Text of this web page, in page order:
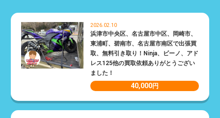
2026.02.10
浜津市中央区、名古屋市中区、岡崎市、
東浦町、碧南市、名古屋市南区で出張買
取、無料引き取り！Ninja、ビーノ、アド
レス125他の買取依頼ありがとうござい
ました！
40,000円